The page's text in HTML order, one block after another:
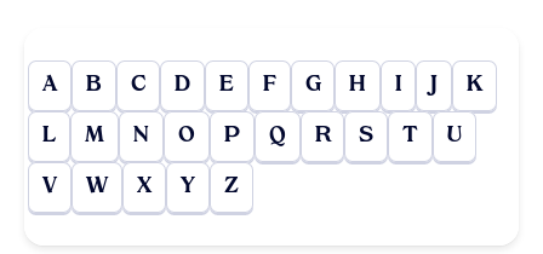
A B C D E F G H I J K
L M N O P Q R S T U
V W X Y Z